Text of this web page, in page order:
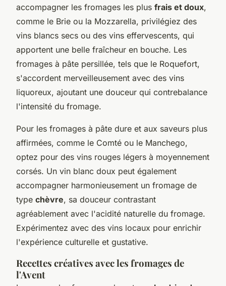
accompagner les fromages les plus frais et doux,
comme le Brie ou la Mozzarella, privilégiez des
vins blancs secs ou des vins effervescents, qui
apportent une belle fraîcheur en bouche. Les
fromages à pâte persillée, tels que le Roquefort,
s'accordent merveilleusement avec des vins
liquoreux, ajoutant une douceur qui contrebalance
l'intensité du fromage.
Pour les fromages à pâte dure et aux saveurs plus
affirmées, comme le Comté ou le Manchego,
optez pour des vins rouges légers à moyennement
corsés. Un vin blanc doux peut également
accompagner harmonieusement un fromage de
type chèvre, sa douceur contrastant
agréablement avec l'acidité naturelle du fromage.
Expérimentez avec des vins locaux pour enrichir
l'expérience culturelle et gustative.
Recettes créatives avec les fromages de
l'Avent